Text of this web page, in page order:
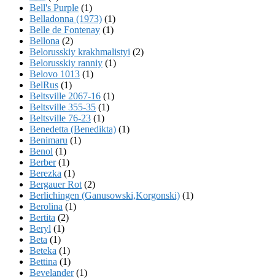
Bell's Purple (1)
Belladonna (1973) (1)
Belle de Fontenay (1)
Bellona (2)
Belorusskiy krakhmalistyi (2)
Belorusskiy ranniy (1)
Belovo 1013 (1)
BelRus (1)
Beltsville 2067-16 (1)
Beltsville 355-35 (1)
Beltsville 76-23 (1)
Benedetta (Benedikta) (1)
Benimaru (1)
Benol (1)
Berber(1)
Berezka (1)
Bergauer Rot (2)
Berlichingen (Ganusowski,Korgonski) (1)
Berolina (1)
Bertita (2)
Beryl (1)
Beta (1)
Beteka (1)
Bettina (1)
Bevelander(1)